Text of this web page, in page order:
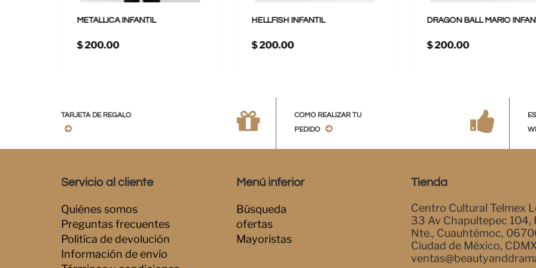
METALLICA INFANTIL
$ 200.00
HELLFISH INFANTIL
$ 200.00
DRAGON BALL MARIO
$ 200.00
TARJETA DE REGALO
COMO REALIZAR TU
PEDIDO
Servicio al cliente
Quiénes somos
Preguntas frecuentes
Politíca de devolución
Información de envío
Menú inferior
Búsqueda
ofertas
Mayoristas
Tienda
Centro Cultural Telmex
33 Av Chapultepec 104,
Nte., Cuauhtémoc,
Ciudad de México,